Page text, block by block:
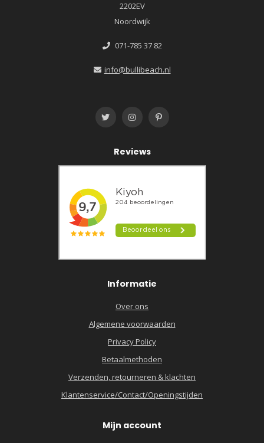
2202EV
Noordwijk
071-785 37 82
info@bullibeach.nl
Reviews
Informatie
Over ons
Algemene voorwaarden
Privacy Policy
Betaalmethoden
Verzenden, retourneren & klachten
Klantenservice/Contact/Openingstijden
Mijn account